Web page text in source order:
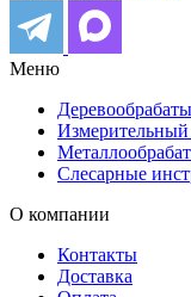
Меню
Слесарные
О компании
Контакты
Доставка